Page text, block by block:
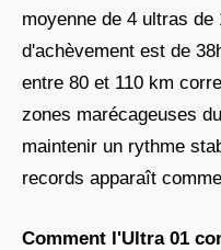
moyenne de 4 ultras
d'achèvement est de
entre 80 et 110 km
zones marécageuses
maintenir un rythme
records apparaît
Comment l'Ultra 01